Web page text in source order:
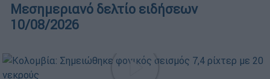
Μεσημεριανό δελτίο ειδήσεων
10/08/2026